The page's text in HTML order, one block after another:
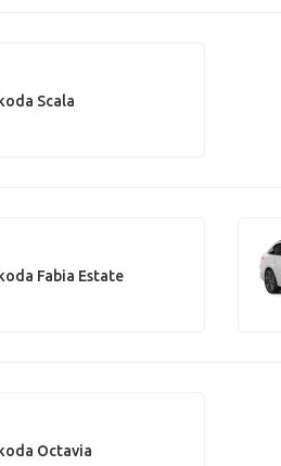
Scala
Fabia Estate
Octavia